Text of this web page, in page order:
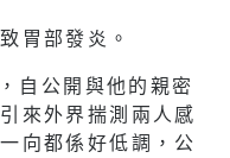
胃部發炎。
自公開與他的親密
來外界揣測兩人感
向都係好低調，公